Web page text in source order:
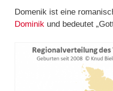
Domenik ist eine
Dominik und bedeutet